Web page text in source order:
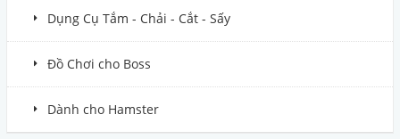
Dụng Cụ Tắm - Chải - Cắt - Sấy
Đồ Chơi cho Boss
Dành cho Hamster